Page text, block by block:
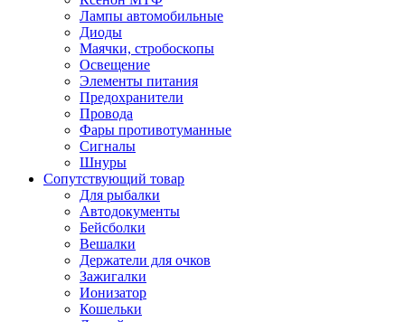
Лампы автомобильные
Диоды
Маячки, стробоскопы
Освещение
Элементы питания
Предохранители
Провода
Фары противотуманные
Сигналы
Шнуры
Сопутствующий товар
Для рыбалки
Автодокументы
Бейсболки
Вешалки
Держатели для очков
Зажигалки
Ионизатор
Кошельки